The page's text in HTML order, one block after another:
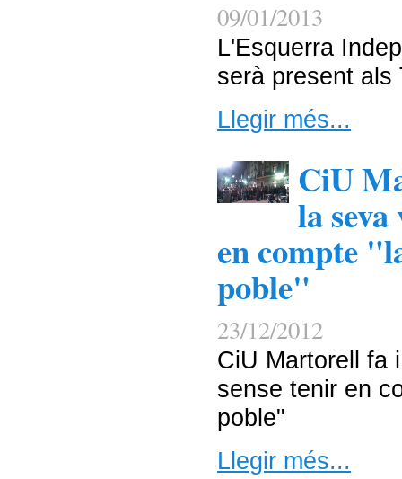
09/01/2013
L'Esquerra
serà present als
Llegir més...
CiU
la
en compte
poble"
23/12/2012
CiU Martorell fa
sense tenir en
poble"
Llegir més...